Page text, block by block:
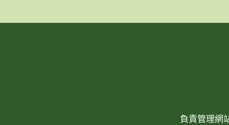
負責管理網